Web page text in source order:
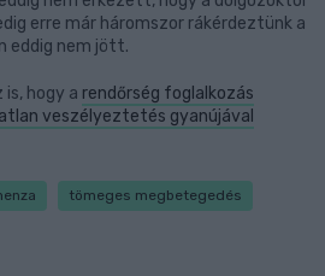
erre már háromszor rákérdeztünk a
eddig nem jött.
hogy a rendőrség foglalkozás
veszélyeztetés gyanújával
tömeges megbetegedés